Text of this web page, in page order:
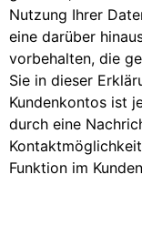
Nutzung Ihrer
eine darüber
vorbehalten, die
Sie in dieser
Kundenkontos ist
durch eine
Funktion im